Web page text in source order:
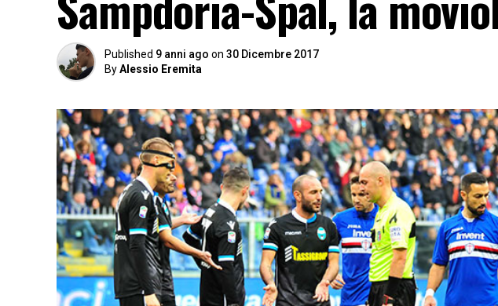
Published 9 anni ago on 30 Dicembre 2017
ByAlessio Eremita